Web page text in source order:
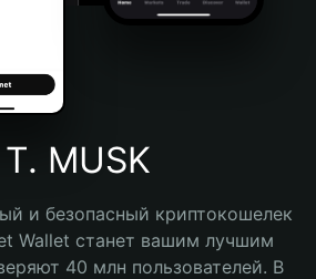
MUSK
и безопасный криптокошелек
Wallet станет вашим лучшим
40 млн пользователей. В